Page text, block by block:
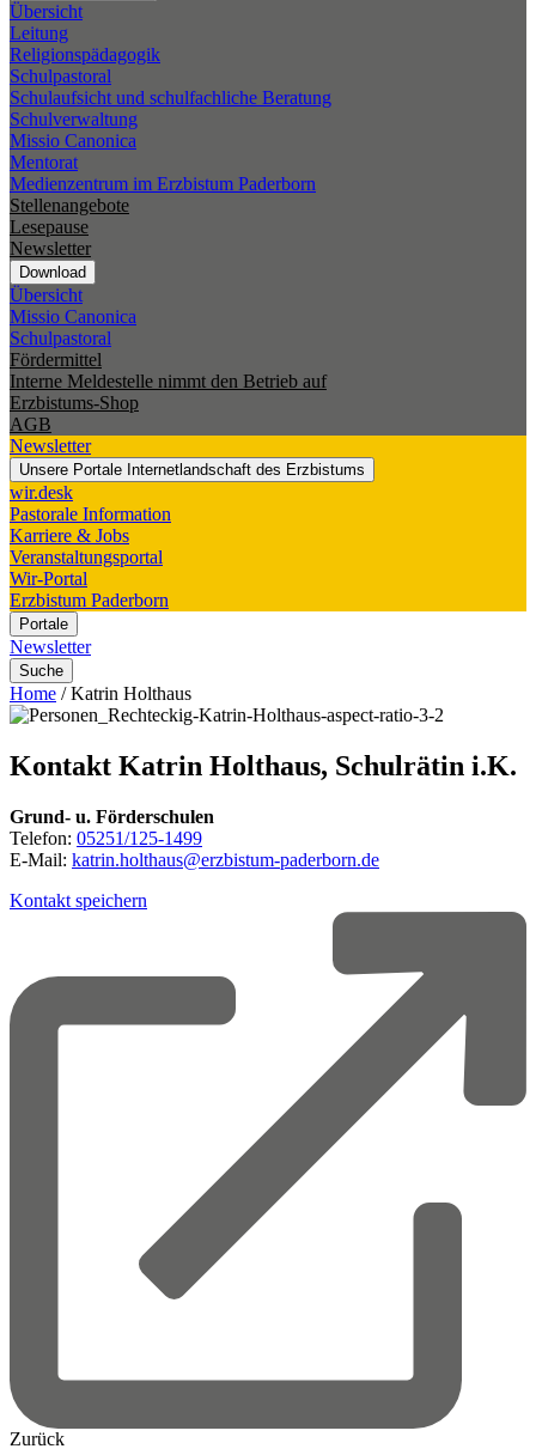
Übersicht
Leitung
Religionspädagogik
Schulpastoral
Schulaufsicht und schulfachliche Beratung
Schulverwaltung
Missio Canonica
Mentorat
Medienzentrum im Erzbistum Paderborn
Stellenangebote
Lesepause
Newsletter
Download
Übersicht
Missio Canonica
Schulpastoral
Fördermittel
Interne Meldestelle nimmt den Betrieb auf
Erzbistums-Shop
AGB
Newsletter
Unsere Portale Internetlandschaft des Erzbistums
wir.desk
Pastorale Information
Karriere & Jobs
Veranstaltungsportal
Wir-Portal
Erzbistum Paderborn
Portale
Newsletter
Suche
Home /Katrin Holthaus
Kontakt Katrin Holthaus, Schulrätin i.K.
Grund- u. Förderschulen
Telefon: 05251/125-1499
E-Mail: katrin.holthaus@erzbistum-paderborn.de
Kontakt speichern
Zurück